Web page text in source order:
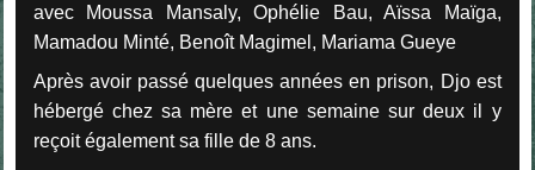
avec Moussa Mansaly, Ophélie Bau, Aïssa Maïga,
Mamadou Minté, Benoît Magimel, Mariama Gueye
Après avoir passé quelques années en prison, Djo est
hébergé chez sa mère et une semaine sur deux il y
reçoit également sa fille de 8 ans.